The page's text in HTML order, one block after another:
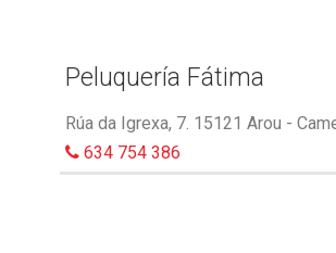
Peluquería Fátima
Rúa da Igrexa, 7. 15121 Arou -
634 754 386